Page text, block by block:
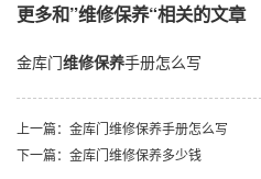
更多和”维修保养“相关的文章
金库门维修保养手册怎么写
上一篇：金库门维修保养手册怎么写
下一篇：金库门维修保养多少钱